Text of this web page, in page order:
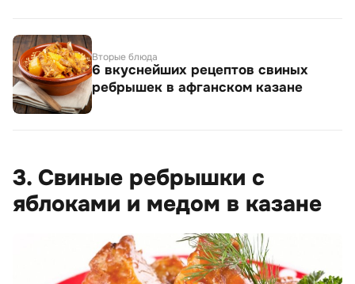
Вторые блюда
6 вкуснейших рецептов свиных
ребрышек в афганском казане
3. Свиные ребрышки с
яблоками и медом в казане